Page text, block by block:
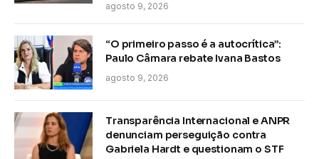
agosto 9, 2026
“O primeiro passo é a autocrítica”:
Paulo Câmara rebate Ivana Bastos
agosto 9, 2026
Transparência Internacional e ANPR
denunciam perseguição contra
Gabriela Hardt e questionam o STF